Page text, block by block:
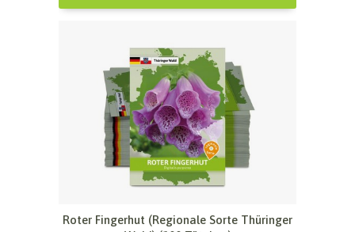
Roter Fingerhut (Regionale Sorte Thüringer